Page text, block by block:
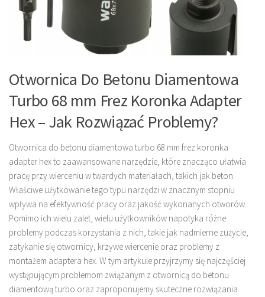
Otwornica Do Betonu Diamentowa
Turbo 68 mm Frez Koronka Adapter
Hex – Jak Rozwiązać Problemy?
Otwornica do betonu diamentowa turbo 68 mm frez koronka
adapter hex to zaawansowane narzędzie, które znacząco ułatwia
pracę przy wierceniu w twardych materiałach, takich jak beton.
Właściwe użytkowanie tego typu narzędzi w znacznym stopniu
wpływa na efektywność pracy oraz jakość wykonanych otworów.
Pomimo ich wielu zalet, wielu użytkowników napotyka różne
problemy podczas korzystania z nich, takie jak nadmierne zużycie,
zatykanie się otwornicy, krzywe wiercenie oraz problemy z
montażem adaptera hex. W tym artykule przyjrzymy się najczęściej
występującym problemom związanym z otwornicą do betonu
diamentową turbo oraz zaproponujemy skuteczne rozwiązania.